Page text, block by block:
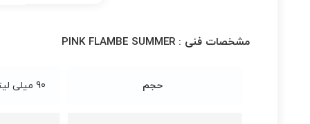
مشخصات فنی : PINK FLAMBE SUMMER
حجم 90 میلی لیتر